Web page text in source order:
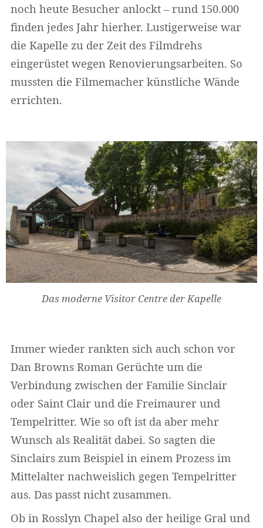
noch heute Besucher anlockt – rund 150.000
finden jedes Jahr hierher. Lustigerweise war
die Kapelle zu der Zeit des Filmdrehs
eingerüstet wegen Renovierungsarbeiten. So
mussten die Filmemacher künstliche Wände
errichten.
Das moderne Visitor Centre der Kapelle
Immer wieder rankten sich auch schon vor
Dan Browns Roman Gerüchte um die
Verbindung zwischen der Familie Sinclair
oder Saint Clair und die Freimaurer und
Tempelritter. Wie so oft ist da aber mehr
Wunsch als Realität dabei. So sagten die
Sinclairs zum Beispiel in einem Prozess im
Mittelalter nachweislich gegen Tempelritter
aus. Das passt nicht zusammen.
Ob in Rosslyn Chapel also der heilige Gral und